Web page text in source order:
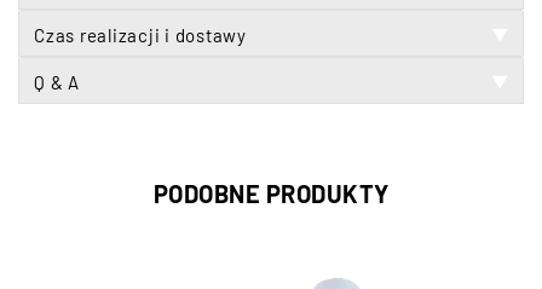
Czas realizacji i dostawy
Q & A
PODOBNE PRODUKTY